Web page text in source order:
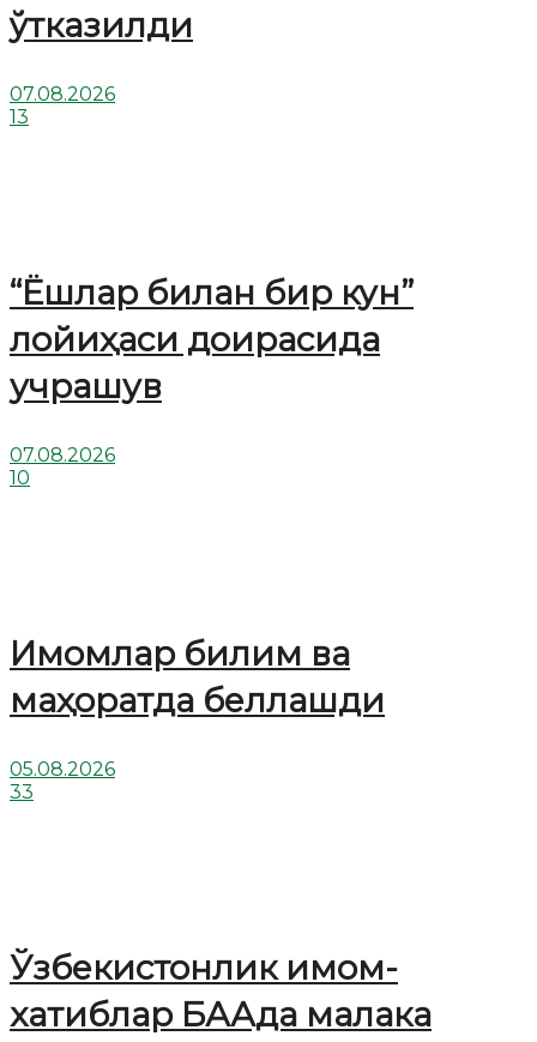
ўтказилди
07.08.2026
13
“Ёшлар билан бир кун”
лойиҳаси доирасида
учрашув
07.08.2026
10
Имомлар билим ва
маҳоратда беллашди
05.08.2026
33
Ўзбекистонлик имом-
хатиблар БААда малака